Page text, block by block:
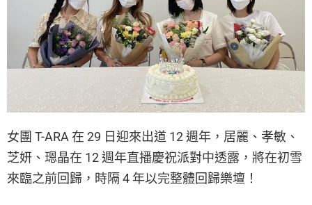
女團 T-ARA 在 29 日迎來出道 12 週年，居麗、孝敏、
芝妍、𤨒晶在 12 週年直播慶祝派對中透露，將在初雪
來臨之前回歸，時隔 4 年以完整體回歸樂壇！